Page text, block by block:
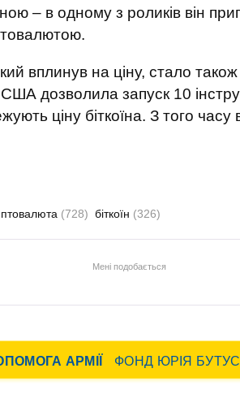
– в одному з роликів він
вплинув на ціну, стало також
США дозволила запуск 10
ціну біткоїна. З того
(728) біткоїн (326)
Мені подобається